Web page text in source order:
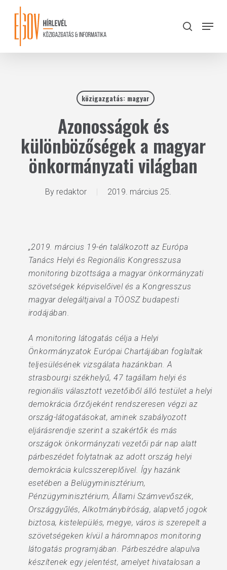
content
search
Menu
közigazgatás: magyar
Azonosságok és
különbözőségek a magyar
önkormányzati világban
By redaktor 2019. március 25.
„2019. március 19-én találkozott az Európa
Tanács Helyi és Regionális Kongresszusa
monitoring bizottsága a magyar önkormányzati
szövetségek képviselőivel és a Kongresszus
magyar delegáltjaival a TÖOSZ budapesti
irodájában.
A monitoring látogatás célja a Helyi
Önkormányzatok Európai Chartájában foglaltak
teljesülésének vizsgálata hazánkban. A
strasbourgi székhelyű, 47 tagállam helyi és
regionális választott vezetőiből álló testület a helyi
demokrácia őrzőjeként rendszeresen végzi az
ország-látogatásokat, aminek szabályozott
eljárásrendje szerint a szakértők és más
országok önkormányzati vezetői pár nap alatt
párbeszédet folytatnak az adott ország helyi
demokrácia kulcsszereplőivel. Így hazánk
esetében a Belügyminisztérium,
Pénzügyminisztérium, Állami Számvevőszék,
Országgyűlés, Alkotmánybíróság, alapvető jogok
biztosa, kistelepülés, megye, város is szerepelt a
szövetségeken kívül a háromnapos monitoring
látogatás programjában. Párbeszédre alapulva
készítenek egy jelentést, amelyet hivatalosan a
Close